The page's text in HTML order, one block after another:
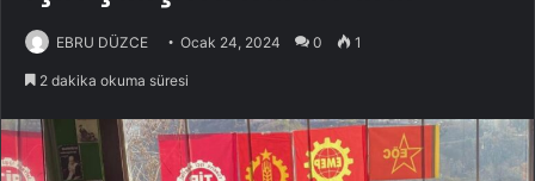
EBRU DÜZCE Ocak 24, 2024 0 1
2 dakika okuma süresi